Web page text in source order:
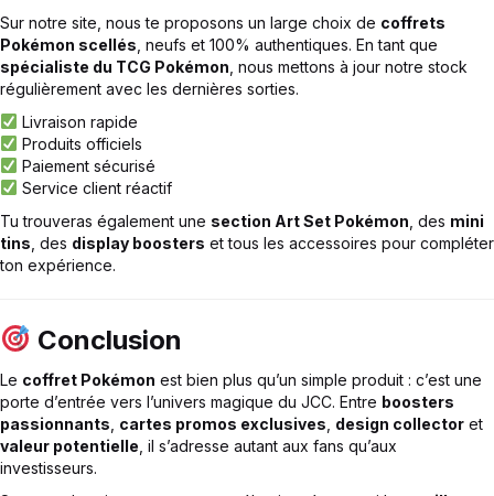
Sur notre site, nous te proposons un large choix de coffrets
Pokémon scellés , neufs et 100% authentiques. En tant que
spécialiste du TCG Pokémon , nous mettons à jour notre stock
régulièrement avec les dernières sorties.
Livraison rapide
Produits officiels
Paiement sécurisé
Service client réactif
Tu trouveras également une section Art Set Pokémon , des mini
tins , des display boosters et tous les accessoires pour compléter
ton expérience.
Conclusion
Le coffret Pokémon est bien plus qu’un simple produit : c’est une
porte d’entrée vers l’univers magique du JCC. Entre boosters
passionnants cartes promos exclusives design collector et
valeur potentielle , il s’adresse autant aux fans qu’aux
investisseurs.